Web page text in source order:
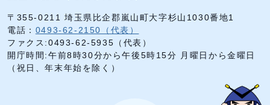
〒355-0211 埼玉県比企郡嵐山町大字杉山1030番地1
電話： 0493-62-2150（代表）
ファクス:0493-62-5935（代表）
開庁時間:午前8時30分から午後5時15分 月曜日から金曜日
（祝日、年末年始を除く）